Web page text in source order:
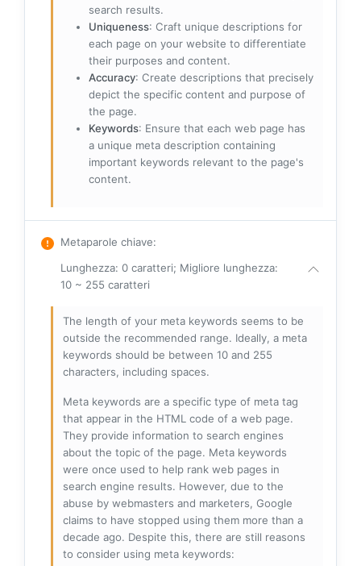
search results.
Uniqueness: Craft unique descriptions for
each page on your website to differentiate
their purposes and content.
Accuracy: Create descriptions that precisely
depict the specific content and purpose of
the page.
Keywords: Ensure that each web page has
a unique meta description containing
important keywords relevant to the page's
content.
Metaparole chiave:
Lunghezza: 0 caratteri; Migliore lunghezza:
10 ~ 255 caratteri
The length of your meta keywords seems to be
outside the recommended range. Ideally, a meta
keywords should be between 10 and 255
characters, including spaces.
Meta keywords are a specific type of meta tag
that appear in the HTML code of a web page.
They provide information to search engines
about the topic of the page. Meta keywords
were once used to help rank web pages in
search engine results. However, due to the
abuse by webmasters and marketers, Google
claims to have stopped using them more than a
decade ago. Despite this, there are still reasons
to consider using meta keywords: